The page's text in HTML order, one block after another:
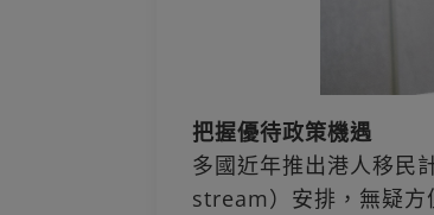
把握優待政策機遇
多國近年推出港人移民
stream）安排，無疑方